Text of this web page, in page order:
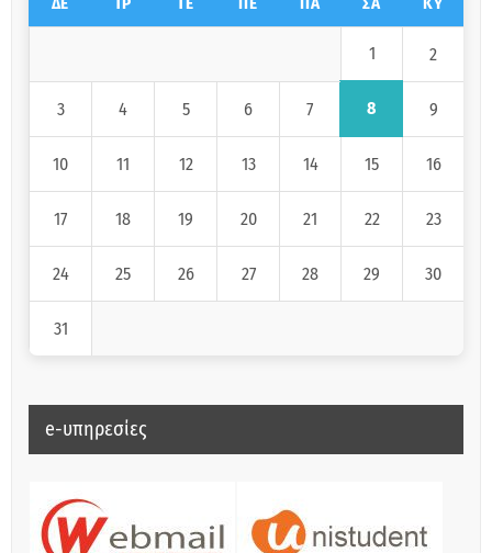
1 2
3 4 5 6 7 8 9
10 11 12 13 14 15 16
17 18 19 20 21 22 23
24 25 26 27 28 29 30
31
e-υπηρεσίες